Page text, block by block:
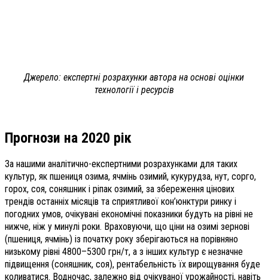
Джерело: експертні розрахунки автора на основі оцінки
технології і ресурсів
Прогнози на 2020 рік
За нашими аналітично-експертними розрахунками для таких
культур, як пшениця озима, ячмінь озимий, кукурудза, нут, сорго,
горох, соя, соняшник і ріпак озимий, за збереження цінових
трендів останніх місяців та сприятливої кон’юнктури ринку і
погодних умов, очікувані економічні показники будуть на рівні не
нижче, ніж у минулі роки. Враховуючи, що ціни на озимі зернові
(пшениця, ячмінь) із початку року зберігаються на порівняно
низькому рівні 4800–5300 грн/т, а з інших культур є незначне
підвищення (соняшник, соя), рентабельність їх вирощування буде
коливатися. Водночас, залежно від очікуваної урожайності, навіть